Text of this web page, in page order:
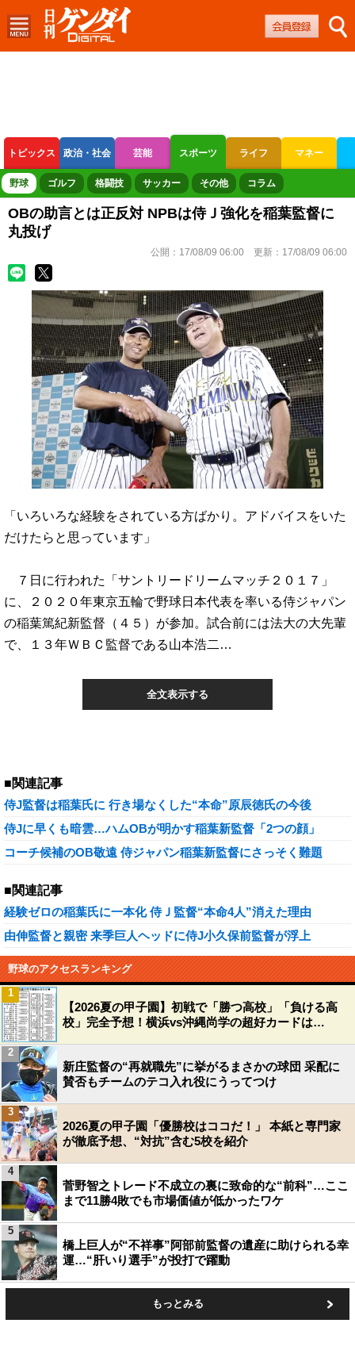
トピックス 政治・社会 芸能 スポーツ ライフ マネー
ボートレース 競輪 オートレース
野球 ゴルフ 格闘技 サッカー その他 コラム
OBの助言とは正反対 NPBは侍Ｊ強化を稲葉監督に
丸投げ
公開： 17/08/09 06:00 更新： 17/08/09 06:00
「いろいろな経験をされている方ばかり。アドバイスをいた
だけたらと思っています」
７日に行われた「サントリードリームマッチ２０１７」
に、２０２０年東京五輪で野球日本代表を率いる侍ジャパン
の稲葉篤紀新監督（４５）が参加。試合前には法大の大先輩
で、１３年ＷＢＣ監督である山本浩二…
全文表示する
■関連記事
侍J監督は稲葉氏に 行き場なくした“本命”原辰徳氏の今後
侍Jに早くも暗雲…ハムOBが明かす稲葉新監督「2つの顔」
コーチ候補のOB敬遠 侍ジャパン稲葉新監督にさっそく難題
■関連記事
経験ゼロの稲葉氏に一本化 侍Ｊ監督“本命4人”消えた理由
由伸監督と親密 来季巨人ヘッドに侍J小久保前監督が浮上
野球のアクセスランキング
【2026夏の甲子園】初戦で「勝つ高校」「負ける高
校」完全予想！横浜vs沖縄尚学の超好カードは…
1
新庄監督の“再就職先”に挙がるまさかの球団 采配に
賛否もチームのテコ入れ役にうってつけ
2
2026夏の甲子園「優勝校はココだ！」 本紙と専門家
が徹底予想、“対抗”含む5校を紹介
3
菅野智之トレード不成立の裏に致命的な“前科”…ここ
まで11勝4敗でも市場価値が低かったワケ
4
橋上巨人が“不祥事”阿部前監督の遺産に助けられる幸
運…“肝いり選手”が投打で躍動
5
もっとみる